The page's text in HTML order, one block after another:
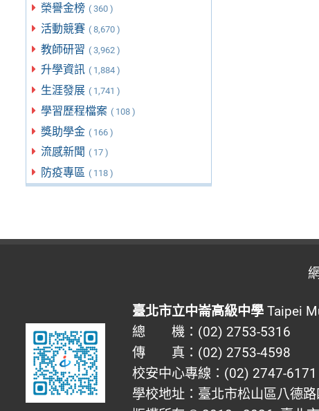
榮譽金榜 ( 360 )
活動競賽 ( 8,670 )
教師研習 ( 3,962 )
升學資訊 ( 1,884 )
生涯發展 ( 1,741 )
學習歷程檔案 ( 108 )
獎助學金 ( 166 )
流感新聞 ( 17 )
防疫專區 ( 118 )
臺北市立中崙高級中學Taipei
總 機：(02) 2753-5316
傳 真：(02) 2753-4598
校安中心專線：(02) 2747-6171
學校地址：臺北市松山區八德